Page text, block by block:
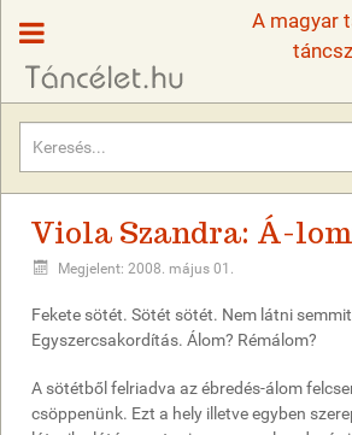
A magyar
Viola Szandra: Á-
Megjelent: 2008. május 01.
Fekete sötét. Sötét sötét. Nem látni
Egyszercsakordítás. Álom? Rémálom?
A sötétből felriadva az ébredés-álom
csöppenünk. Ezt a hely illetve egyben